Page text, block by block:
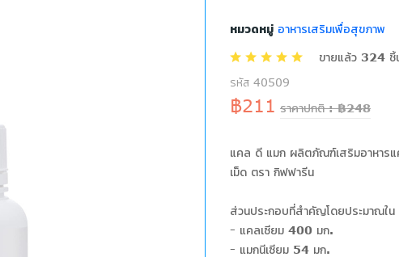
หมวดหมู่ อาหารเสริมเพื่อสุขภาพ
ขายแล้ว 324 ชิ้
รหัส 40509
฿211 ราคาปกติ : ฿248
แคล ดี แมก ผลิตภัณฑ์เสริมอาหาร
เม็ด ตรา กิฟฟารีน
ส่วนประกอบที่สำคัญโดยประมาณใน
- แคลเซียม 400 มก.
- แมกนีเซียม 54 มก.